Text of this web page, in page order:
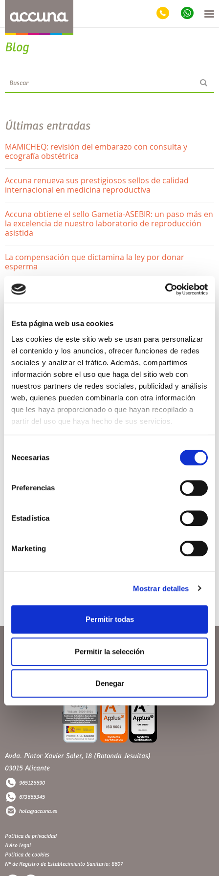
Esta página web usa cookies
Las cookies de este sitio web se usan para personalizar
el contenido y los anuncios, ofrecer funciones de redes
sociales y analizar el tráfico. Además, compartimos
información sobre el uso que haga del sitio web con
nuestros partners de redes sociales, publicidad y análisis
web, quienes pueden combinarla con otra información
que les haya proporcionado o que hayan recopilado a
partir del uso que haya hecho de sus servicios.
Necesarias
Preferencias
Estadística
Marketing
Mostrar detalles
Permitir todas
Permitir la selección
Denegar
Blog
Últimas entradas
MAMICHEQ: revisión del embarazo con consulta y
ecografía obstétrica
Accuna renueva sus prestigiosos sellos de calidad
internacional en medicina reproductiva
Accuna obtiene el sello Gametia-ASEBIR: un paso más en
la excelencia de nuestro laboratorio de reproducción
asistida
La compensación que dictamina la ley por donar
esperma
¿Donar óvulos afecta a mi fertilidad? Desmontamos los
mitos
QUIERO SER MAMÁ
Jehová
Los testigos de Jehová también conocidos como
propia interpretación de la Biblia. Esta
interpretación es difundida […]
Avda. Pintor Xavier Soler, 18 (Rotonda Jesuitas)
03015 Alicante
965126690
673665345
hola@accuna.es
Política de privacidad
Aviso legal
Política de cookies
Nº de Registro de Establecimiento Sanitario: 8607